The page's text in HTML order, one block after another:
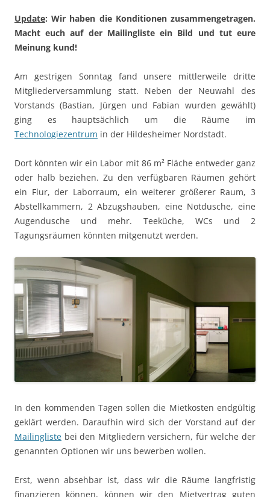
Update: Wir haben die Konditionen zusammengetragen.
Macht euch auf der Mailingliste ein Bild und tut eure
Meinung kund!
Am gestrigen Sonntag fand unsere mittlerweile dritte
Mitgliederversammlung statt. Neben der Neuwahl des
Vorstands (Bastian, Jürgen und Fabian wurden gewählt)
ging es hauptsächlich um die Räume im
Technologiezentrum in der Hildesheimer Nordstadt.
Dort könnten wir ein Labor mit 86 m² Fläche entweder ganz
oder halb beziehen. Zu den verfügbaren Räumen gehört
ein Flur, der Laborraum, ein weiterer größerer Raum, 3
Abstellkammern, 2 Abzugshauben, eine Notdusche, eine
Augendusche und mehr. Teeküche, WCs und 2
Tagungsräumen könnten mitgenutzt werden.
In den kommenden Tagen sollen die Mietkosten endgültig
geklärt werden. Daraufhin wird sich der Vorstand auf der
Mailingliste bei den Mitgliedern versichern, für welche der
genannten Optionen wir uns bewerben wollen.
Erst, wenn absehbar ist, dass wir die Räume langfristig
finanzieren können, können wir den Mietvertrag guten